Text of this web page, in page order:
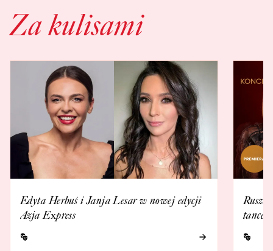
Za kulisami
Edyta Herbuś i Janja Lesar w nowej edycji
Azja Express